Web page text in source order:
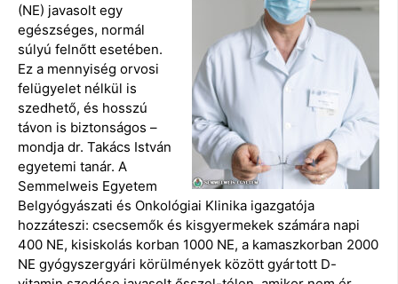
(NE) javasolt egy
egészséges, normál
súlyú felnőtt esetében.
Ez a mennyiség orvosi
felügyelet nélkül is
szedhető, és hosszú
távon is biztonságos –
mondja dr. Takács István
egyetemi tanár. A
Semmelweis Egyetem
Belgyógyászati és Onkológiai Klinika igazgatója
hozzáteszi: csecsemők és kisgyermekek számára napi
400 NE, kisiskolás korban 1000 NE, a kamaszkorban 2000
NE gyógyszergyári körülmények között gyártott D-